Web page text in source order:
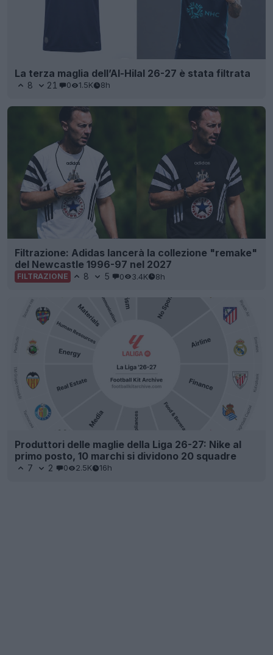
La terza maglia dell’Al-Hilal 26-27 è stata filtrata
8 21 0 1.5K 8h
Filtrazione: Adidas lancerà la collezione "remake"
del Newcastle 1996-97 nel 2027
FILTRAZIONE 8 5 0 3.4K 8h
Produttori delle maglie della Liga 26-27: Nike al
primo posto, 10 marchi si dividono 20 squadre
7 2 0 2.5K 16h